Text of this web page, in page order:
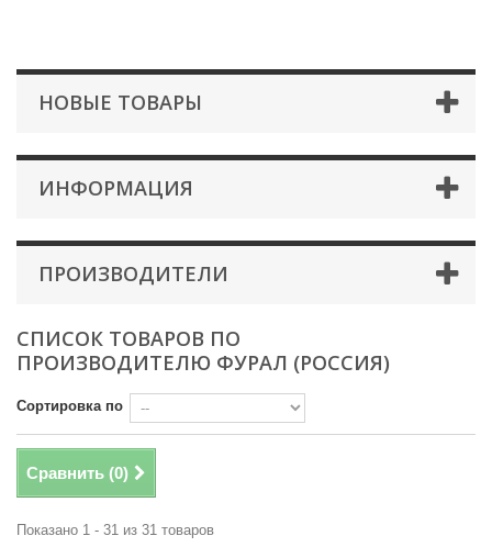
НОВЫЕ ТОВАРЫ
ИНФОРМАЦИЯ
ПРОИЗВОДИТЕЛИ
СПИСОК ТОВАРОВ ПО
ПРОИЗВОДИТЕЛЮ ФУРАЛ (РОССИЯ)
Сортировка по
Сравнить (0)
Показано 1 - 31 из 31 товаров